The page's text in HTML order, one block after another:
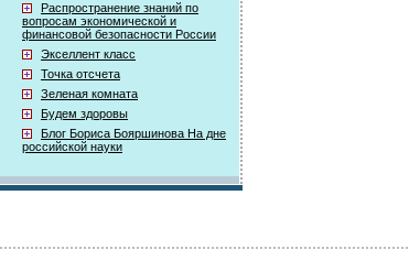
Распространение знаний по
вопросам экономической и
финансовой безопасности России
Экселлент класс
Точка отсчета
Зеленая комната
Будем здоровы
Блог Бориса Бояршинова На дне
российской науки